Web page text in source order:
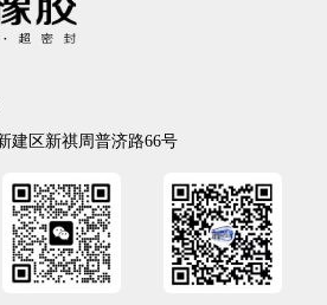
建区新祺周普济路66号